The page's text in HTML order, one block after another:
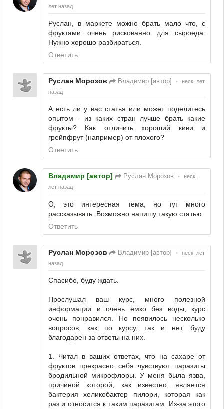
лет назад
Руслан, в маркете можно брать мало что, с
фруктами очень рискованно для сыроеда.
Нужно хорошо разбираться.
Ответить
Руслан Морозов Владимир [автор] •
неск. лет
назад
А есть ли у вас статья или может поделитесь
опытом - из каких стран лучше брать какие
фрукты? Как отличить хороший киви и
грейпфрут (например) от плохого?
Ответить
Владимир [автор] Руслан Морозов •
неск.
лет назад
О, это интересная тема, но тут много
рассказывать. Возможно напишу такую статью.
Ответить
Руслан Морозов Владимир [автор] •
неск. лет
назад
Спасибо, буду ждать.
Прослушал ваш курс, много полезной
информации и очень емко без воды, курс
очень понравился. Но появилось несколько
вопросов, как по курсу, так и нет, буду
благодарен за ответы на них.
1. Читал в ваших ответах, что на сахаре от
фруктов прекрасно себя чувствуют паразиты
бродильной микрофлоры. У меня была язва,
причиной которой, как известно, является
бактерия хеликобактер пилори, которая как
раз и относится к таким паразитам. Из-за этого